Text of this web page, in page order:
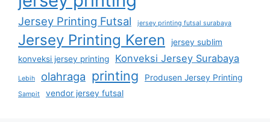
Jersey Printing Futsal jersey printing futsal surabaya
Jersey Printing Keren
jersey sublim
konveksi jersey printing
Konveksi Jersey Surabaya
Lebih olahraga printing Produsen Jersey Printing
Sampit vendor jersey futsal